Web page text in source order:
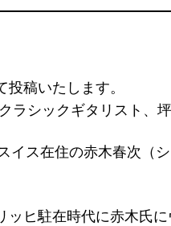
稿いたします。
ラシックギタリスト、
イス在住の赤木春次（
ッヒ駐在時代に赤木氏